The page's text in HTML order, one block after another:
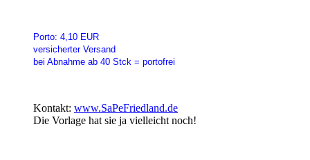
Porto: 4,10 EUR
versicherter Versand
bei Abnahme ab 40 Stck = portofrei
Kontakt: www.SaPeFriedland.de
Die Vorlage hat sie ja vielleicht noch!